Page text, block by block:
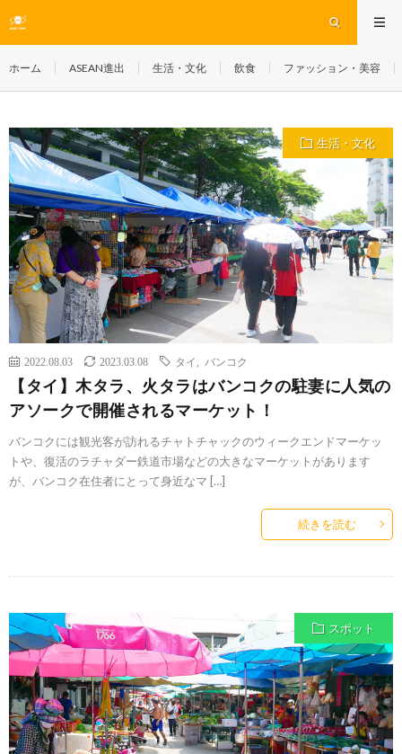
ホーム ASEAN進出 生活・文化 飲食 ファッション・美容
生活・文化
2022.08.03 2023.03.08 タイ バンコク
【タイ】木タラ、火タラはバンコクの駐妻に人気の
アソークで開催されるマーケット！
バンコクには観光客が訪れるチャトチャックのウィークエンドマーケッ
トや、復活のラチャダー鉄道市場などの大きなマーケットがあります
が、バンコク在住者にとって身近なマ […]
続きを読む
スポット